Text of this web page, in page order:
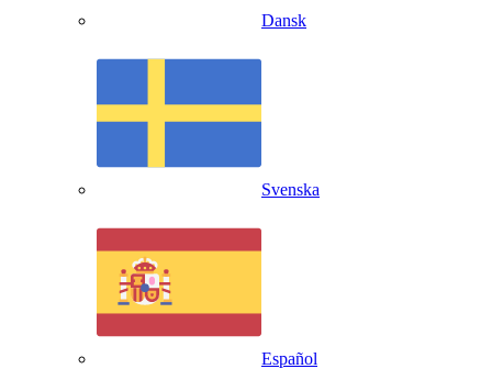
Dansk
Svenska
Español